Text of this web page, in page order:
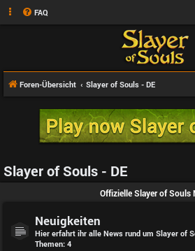
FAQ
Foren-Übersicht Slayer of Souls - DE
Slayer of Souls - DE
Offizielle Slayer of Souls
Neuigkeiten
Hier erfahrt ihr alle News rund um Slayer of
Themen: 4